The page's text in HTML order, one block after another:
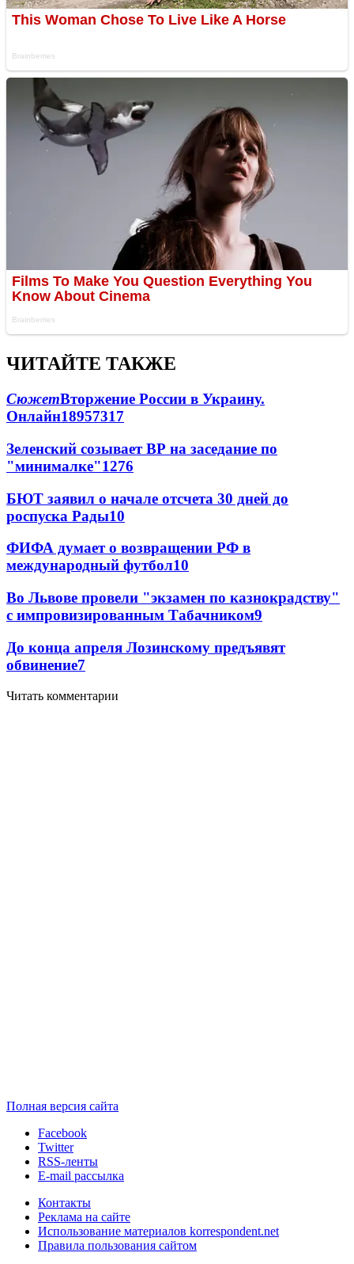
ЧИТАЙТЕ ТАКЖЕ
СюжетВторжение России в Украину.
Онлайн18957317
Зеленский созывает ВР на заседание по
"минималке"1276
БЮТ заявил о начале отсчета 30 дней до
роспуска Рады10
ФИФА думает о возвращении РФ в
международный футбол10
Во Львове провели "экзамен по казнокрадству"
с импровизированным Табачником9
До конца апреля Лозинскому предъявят
обвинение7
Читать комментарии
Полная версия сайта
Facebook
Twitter
RSS-ленты
E-mail рассылка
Контакты
Реклама на сайте
Использование материалов korrespondent.net
Правила пользования сайтом